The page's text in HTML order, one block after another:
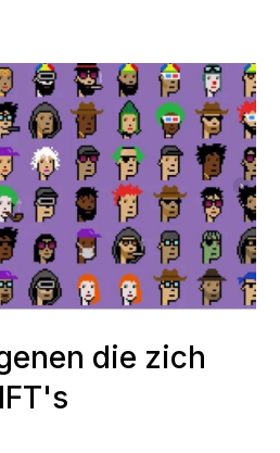
die zich